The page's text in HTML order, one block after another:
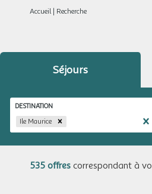
Accueil Recherche
Séjours
DESTINATION
Ile Maurice
535 offres correspondant à